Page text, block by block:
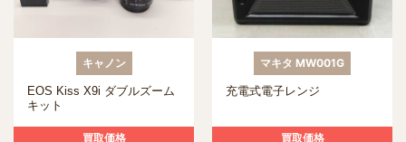
キャノン
EOS Kiss X9i ダブルズーム
キット
買取価格
マキタ MW001G
充電式電子レンジ
買取価格